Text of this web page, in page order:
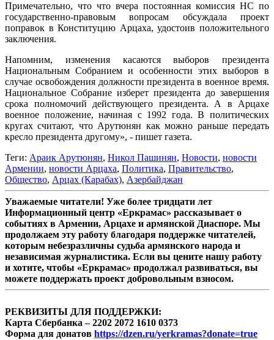
Примечательно, что что вчера постоянная комиссия НС по
государственно-правовым вопросам обсуждала проект
поправок в Конституцию Арцаха, удостоив положительного
заключения.
Напомним, изменения касаются выборов президента
Национальным Собранием и особенности этих выборов в
случае освобождения должности президента в военное время.
Национальное Собрание изберет президента до завершения
срока полномочий действующего президента. А в Арцахе
военное положение, начиная с 1992 года. В политических
кругах считают, что Арутюнян как можно раньше передать
кресло президента другому», - пишет газета.
Теги: Араик Арутюнян, Никол Пашинян, Новости, новости
Армении, новости Арцаха, Политика, Правительство,
Общество, Арцах (Карабах), Азербайджан
Уважаемые читатели! Уже более тридцати лет
Информационный центр «Еркрамас» рассказывает о
событиях в Армении, Арцахе и армянской Диаспоре. Мы
продолжаем эту работу благодаря поддержке читателей,
которым небезразличны судьба армянского народа и
независимая журналистика. Если вы цените нашу работу
и хотите, чтобы «Еркрамас» продолжал развиваться, вы
можете поддержать проект добровольным взносом.
РЕКВИЗИТЫ ДЛЯ ПОДДЕРЖКИ:
Карта Сбербанка – 2202 2072 1610 0373
Форма для донатов https://dzen.ru/yerkramas?donate=true